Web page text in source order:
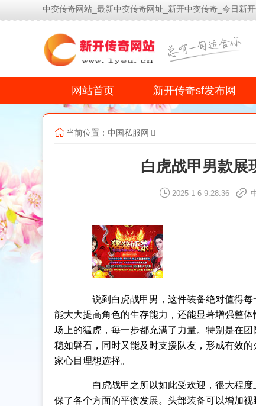
中变传奇网站_最新中变传奇网址_新开中变传奇_今日新
网站首页 新开传奇sf发布网
当前位置： 中国私服网
白虎战甲男款展
2025-1-6 9:28:36
说到白虎战甲男，这件装备绝对值得每
能大大提高角色的生存能力，还能显著增强整
场上的猛虎，每一步都充满了力量。特别是在
稳如磐石，同时又能及时支援队友，形成有效
家心目理想选择。
白虎战甲之所以如此受欢迎，很大程度
保了各个方面的平衡发展。头部装备可以增加